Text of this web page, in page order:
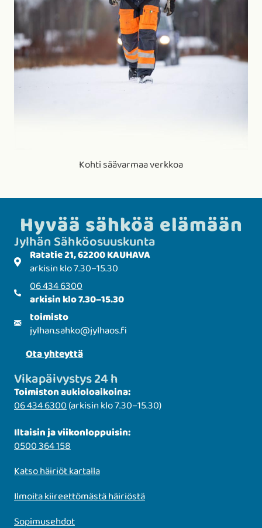
Kohti säävarmaa verkkoa
Hyvää sähköä elämään
Jylhän Sähkö­­osuuskunta
Ratatie 21, 62200 KAUHAVA
arkisin klo 7.30–15.30
06 434 6300
arkisin klo 7.30–15.30
toimisto
jylhan.sahko@jylhaos.fi
Ota yhteyttä
Vikapäivystys 24 h
Toimiston aukioloaikoina:
06 434 6300(arkisin klo 7.30–15.30)
Iltaisin ja viikonloppuisin:
0500 364 158
Katso häiriöt kartalla
Ilmoita kiireettömästä häiriöstä
Sopimusehdot